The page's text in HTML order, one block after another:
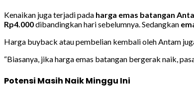
Kenaikan juga terjadi pada harga emas batangan
Rp4.000dibandingkan hari sebelumnya. Sedangkan
Harga buyback atau pembelian kembali oleh Antam
“Biasanya, jika harga emas batangan bergerak naik,
Potensi Masih Naik Minggu Ini